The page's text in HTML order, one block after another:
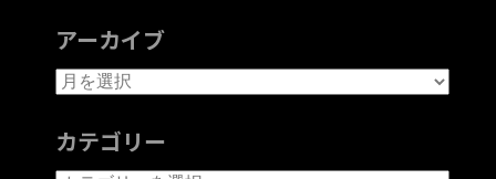
アーカイブ
カテゴリー